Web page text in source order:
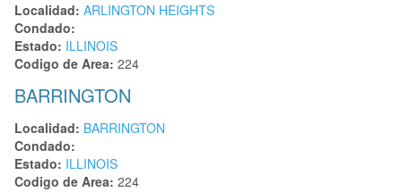
Localidad: ARLINGTON HEIGHTS
Condado:
Estado: ILLINOIS
Codigo de Area: 224
BARRINGTON
Localidad: BARRINGTON
Condado:
Estado: ILLINOIS
Codigo de Area: 224